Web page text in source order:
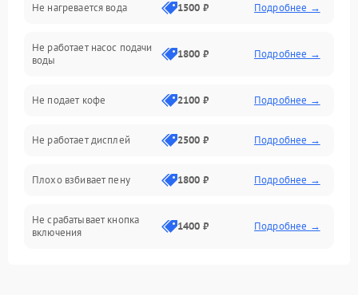
Включение и работа
Проблемы с водой
Проблемы с капучинатором и паром
Управление и электроника
Программное обеспечение
Не нагревается вода 1500 ₽ Подробнее →
Не работает насос подачи
воды
1800 ₽ Подробнее →
Не подает кофе 2100 ₽ Подробнее →
Не работает дисплей 2500 ₽ Подробнее →
Плохо взбивает пену 1800 ₽ Подробнее →
Не срабатывает кнопка
включения
1400 ₽ Подробнее →